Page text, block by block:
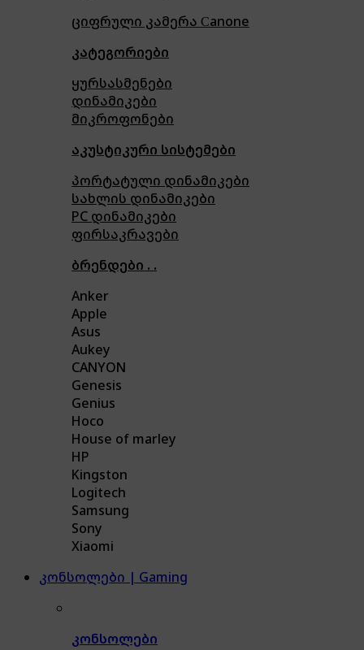
ციფრული კამერა Сanone
კატეგორიები
ყურსასმენები
დინამიკები
მიკროფონები
აკუსტიკური სისტემები
პორტატული დინამიკები
სახლის დინამიკები
PC დინამიკები
ფირსაკრავები
ბრენდები . .
Anker
Apple
Asus
Aukey
CANYON
Genesis
Genius
Hoco
House of marley
HP
Kingston
Logitech
Samsung
Sony
Xiaomi
კონსოლები | Gaming
კონსოლები